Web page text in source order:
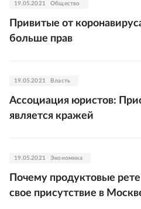
19.05.2021 Общество
Привитые от
больше прав
19.05.2021 Власть
Ассоциация юристов:
является кражей
19.05.2021 Экономика
Почему продуктовые
свое присутствие в